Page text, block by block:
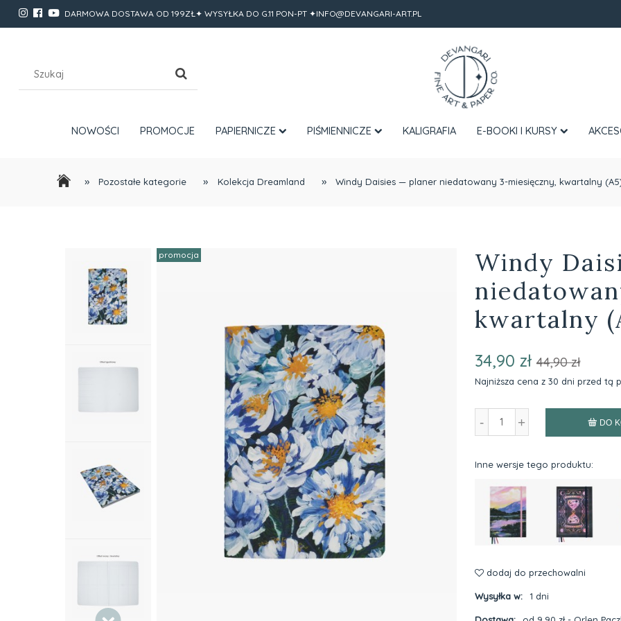
DARMOWA DOSTAWA OD 199ZŁ✦ WYSYŁKA DO G.11 PON-PT ✦INFO@DEVANGARI-ART.PL
NOWOŚCI PROMOCJE PAPIERNICZE PIŚMIENNICZE KALIGRAFIA E-BOOKI I KURSY
» Pozostałe kategorie » Kolekcja Dreamland » Windy Daisies — planer niedatowany 3-miesięczny, kwartalny
promocja
Windy
kwartalny
34,90 zł 44,90 zł
Najniższa cena z 30 dni przed tą
Jeżeli produkt jest
niż 30 dni, wyświetlana
cena od momentu,
- + DO
Inne wersje tego produktu:
dodaj do przechowalni
Wysyłka w: 1 dni